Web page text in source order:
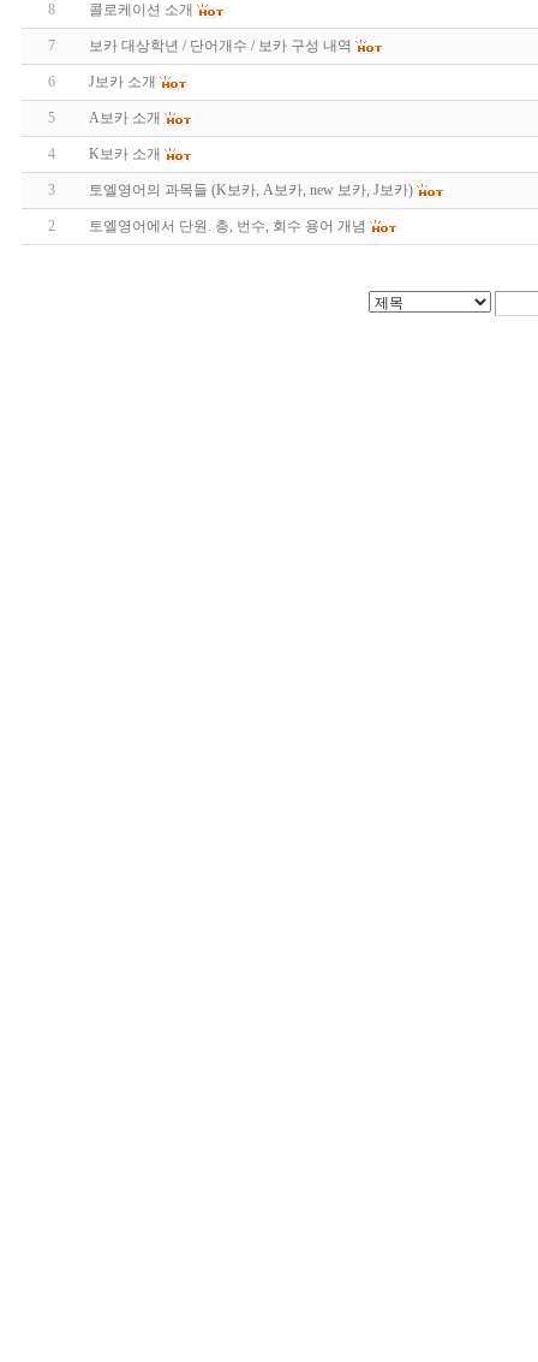
8 콜로케이션 소개
7 보카 대상학년 / 단어개수 / 보카 구성 내역
6 J보카 소개
5 A보카 소개
4 K보카 소개
3 토엘영어의 과목들 (K보카, A보카, new 보카, J보카)
2 토엘영어에서 단원. 층, 번수, 회수 용어 개념